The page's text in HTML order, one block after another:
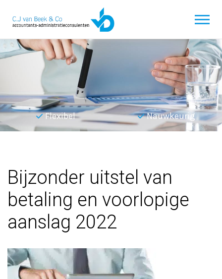
Flexibel Nauwkeurig
Bijzonder uitstel van
betaling en voorlopige
aanslag 2022